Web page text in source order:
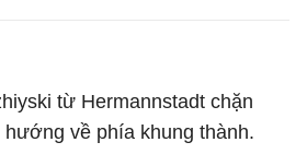
từ Hermannstadt chặn
về phía khung thành.